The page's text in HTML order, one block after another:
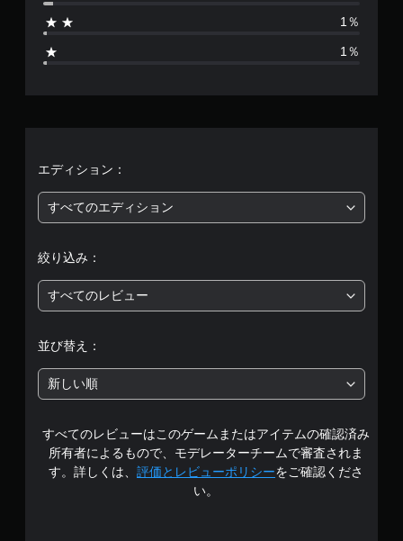
3
評
は
5
階
中
の
4
1％
1％
エディション：
すべてのエディション
絞り込み：
すべてのレビュー
並び替え：
新しい順
すべてのレビューはこのゲームまたはアイテムの確認済み
所有者によるもので、モデレーターチームで審査されま
す。詳しくは、 評価とレビューポリシーをご確認くださ
い。